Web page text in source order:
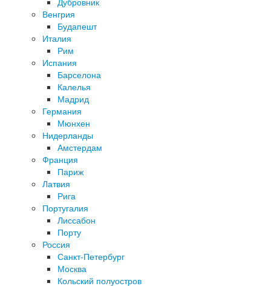
Венгрия
Будапешт
Италия
Рим
Испания
Барселона
Калелья
Мадрид
Германия
Мюнхен
Нидерланды
Амстердам
Франция
Париж
Латвия
Рига
Португалия
Лиссабон
Порту
Россия
Санкт-Петербург
Москва
Кольский полуостров